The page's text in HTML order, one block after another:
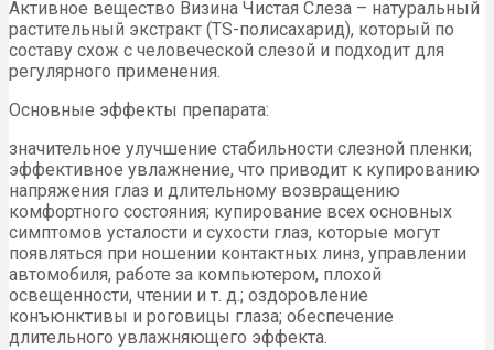
Активное вещество Визина Чистая Слеза – натуральный
растительный экстракт (TS-полисахарид), который по
составу схож с человеческой слезой и подходит для
регулярного применения.
Основные эффекты препарата:
значительное улучшение стабильности слезной пленки;
эффективное увлажнение, что приводит к купированию
напряжения глаз и длительному возвращению
комфортного состояния; купирование всех основных
симптомов усталости и сухости глаз, которые могут
появляться при ношении контактных линз, управлении
автомобиля, работе за компьютером, плохой
освещенности, чтении и т. д.; оздоровление
конъюнктивы и роговицы глаза; обеспечение
длительного увлажняющего эффекта.